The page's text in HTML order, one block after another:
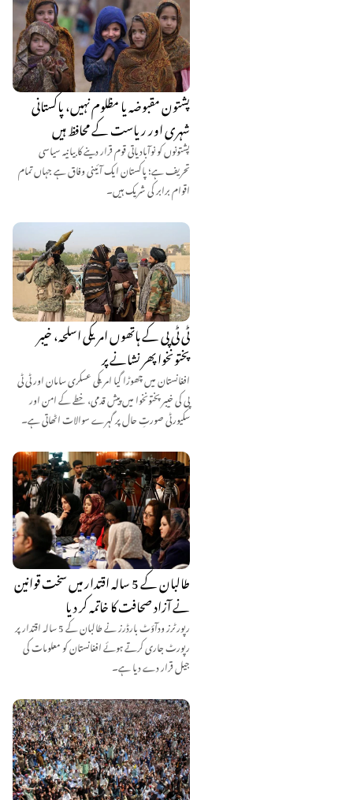
پشتون مقبوضہ یا مظلوم نہیں، پاکستانی
شہری اور ریاست کے محافظ ہیں
پشتونوں کو نوآبادیاتی قوم قرار دینے کا بیانیہ سیاسی
تحریف ہے؛ پاکستان ایک آئینی وفاق ہے جہاں تمام
اقوام برابر کی شریک ہیں۔
ٹی ٹی پی کے ہاتھوں امریکی اسلحہ، خیبر
پختونخوا پھر نشانے پر
افغانستان میں چھوڑا گیا امریکی عسکری سامان اور ٹی ٹی
پی کی خیبر پختونخوا میں پیش قدمی، خطے کے امن اور
سکیورٹی صورتِ حال پر گہرے سوالات اٹھاتی ہے۔
طالبان کے 5 سالہ اقتدار میں سخت قوانین
نے آزاد صحافت کا خاتمہ کر دیا
رپورٹرز ودآؤٹ بارڈرز نے طالبان کے 5 سالہ اقتدار پر
رپورٹ جاری کرتے ہوئے افغانستان کو معلومات کی
جیل قرار دے دیا ہے۔